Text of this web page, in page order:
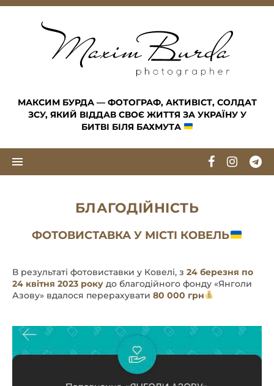
Skip to content
МАКСИМ БУРДА — ФОТОГРАФ, АКТИВІСТ, СОЛДАТ
ЗСУ, ЯКИЙ ВІДДАВ СВОЄ ЖИТТЯ ЗА УКРАЇНУ У
БИТВІ БІЛЯ БАХМУТА
БЛАГОДІЙНІСТЬ
ФОТОВИСТАВКА У МІСТІ КОВЕЛЬ
В результаті фотовиставки у Ковелі, з 24 березня по
24 квітня 2023 року до благодійного фонду «Янголи
Азову» вдалося перерахувати 80 000 грн